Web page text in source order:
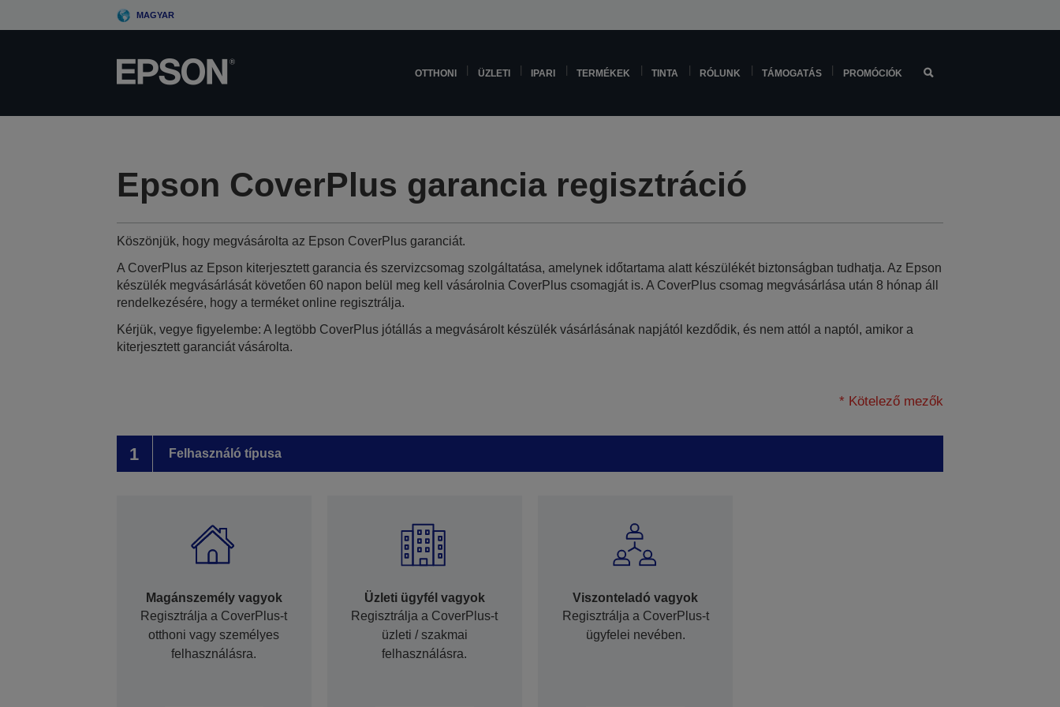
to
MAGYAR
OTTHONI ÜZLETI IPARI TERMÉKEK TINTA RÓLUNK TÁMOGATÁS PROMÓCIÓK
Epson CoverPlus garancia regisztráció
Köszönjük, hogy megvásárolta az Epson CoverPlus garanciát.
A CoverPlus az Epson kiterjesztett garancia és szervizcsomag szolgáltatása, amelynek időtartama alatt készülékét biztonságban tudhatja. Az Epson
készülék megvásárlását követően 60 napon belül meg kell vásárolnia CoverPlus csomagját is. A CoverPlus csomag megvásárlása után 8 hónap áll
rendelkezésére, hogy a terméket online regisztrálja.
Kérjük, vegye figyelembe: A legtöbb CoverPlus jótállás a megvásárolt készülék vásárlásának napjától kezdődik, és nem attól a naptól, amikor a
kiterjesztett garanciát vásárolta.
* Kötelező mezők
1 Felhasználó típusa
Magánszemély vagyok
Regisztrálja a CoverPlus-t
otthoni vagy személyes
felhasználásra.
Üzleti ügyfél vagyok
Regisztrálja a CoverPlus-t
üzleti / szakmai
felhasználásra.
Viszonteladó vagyok
Regisztrálja a CoverPlus-t
ügyfelei nevében.